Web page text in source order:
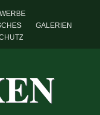
GALERIEN